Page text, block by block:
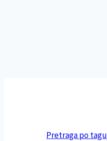
Pretraga po tagu